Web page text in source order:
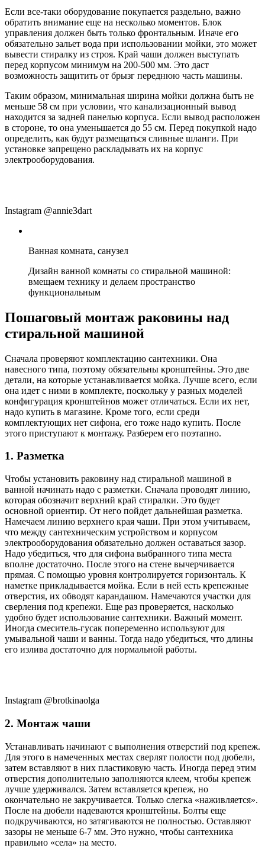
Если все-таки оборудование покупается раздельно, важно
обратить внимание еще на несколько моментов. Блок
управления должен быть только фронтальным. Иначе его
обязательно зальет вода при использовании мойки, это может
вывести стиралку из строя. Край чаши должен выступать
перед корпусом минимум на 200-500 мм. Это даст
возможность защитить от брызг переднюю часть машины.
Таким образом, минимальная ширина мойки должна быть не
меньше 58 см при условии, что канализационный вывод
находится за задней панелью корпуса. Если вывод расположен
в стороне, то она уменьшается до 55 см. Перед покупкой надо
определить, как будут размещаться сливные шланги. При
установке запрещено раскладывать их на корпус
электрооборудования.
Instagram @annie3dart
Ванная комната, санузел
Дизайн ванной комнаты со стиральной машиной:
вмещаем технику и делаем пространство
функциональным
Пошаговый монтаж раковины над
стиральной машиной
Сначала проверяют комплектацию сантехники. Она
навесного типа, поэтому обязательны кронштейны. Это две
детали, на которые устанавливается мойка. Лучше всего, если
она идет с ними в комплекте, поскольку у разных моделей
конфигурация кронштейнов может отличаться. Если их нет,
надо купить в магазине. Кроме того, если среди
комплектующих нет сифона, его тоже надо купить. После
этого приступают к монтажу. Разберем его поэтапно.
1. Разметка
Чтобы установить раковину над стиральной машиной в
ванной начинать надо с разметки. Сначала проводят линию,
которая обозначит верхний край стиралки. Это будет
основной ориентир. От него пойдет дальнейшая разметка.
Намечаем линию верхнего края чаши. При этом учитываем,
что между сантехническим устройством и корпусом
электрооборудования обязательно должен оставаться зазор.
Надо убедиться, что для сифона выбранного типа места
вполне достаточно. После этого на стене вычерчивается
прямая. С помощью уровня контролируется горизонталь. К
наметке прикладывается мойка. Если в ней есть крепежные
отверстия, их обводят карандашом. Намечаются участки для
сверления под крепежи. Еще раз проверяется, насколько
удобно будет использование сантехники. Важный момент.
Иногда смеситель-гусак попеременно используют для
умывальной чаши и ванны. Тогда надо убедиться, что длины
его излива достаточно для нормальной работы.
Instagram @brotkinaolga
2. Монтаж чаши
Устанавливать начинают с выполнения отверстий под крепеж.
Для этого в намеченных местах сверлят полости под дюбели,
затем вставляют в них пластиковую часть. Иногда перед этим
отверстия дополнительно заполняются клеем, чтобы крепеж
лучше удерживался. Затем вставляется крепеж, но
окончательно не закручивается. Только слегка «наживляется».
После на дюбели надеваются кронштейны. Болты еще
подкручиваются, но затягиваются не полностью. Оставляют
зазоры не меньше 6-7 мм. Это нужно, чтобы сантехника
правильно «села» на место.